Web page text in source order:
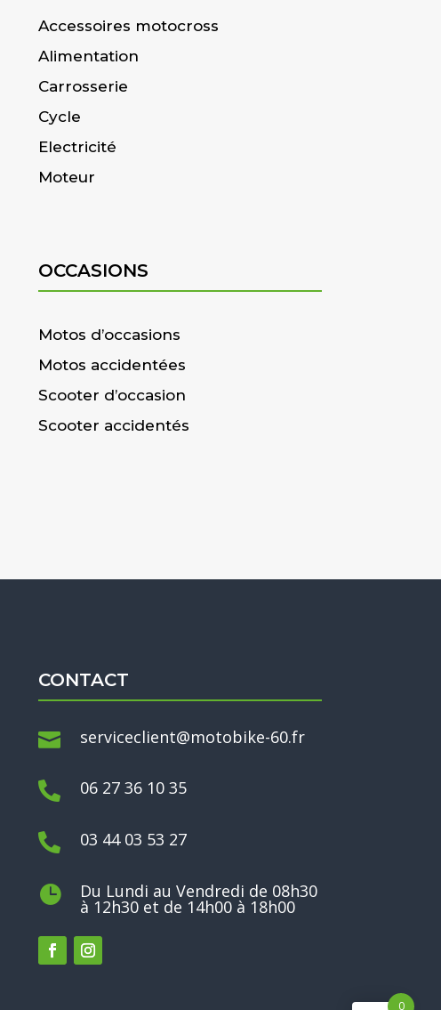
Accessoires motocross
Alimentation
Carrosserie
Cycle
Electricité
Moteur
OCCASIONS
Motos d’occasions
Motos accidentées
Scooter d’occasion
Scooter accidentés
CONTACT
 serviceclient@motobike-60.fr
 06 27 36 10 35
 03 44 03 53 27
 Du Lundi au Vendredi de 08h30
à 12h30 et de 14h00 à 18h00
0